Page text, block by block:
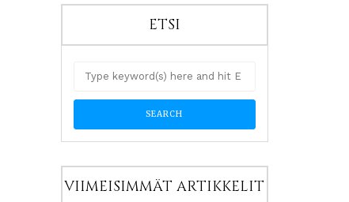
ETSI
VIIMEISIMMÄT ARTIKKELIT